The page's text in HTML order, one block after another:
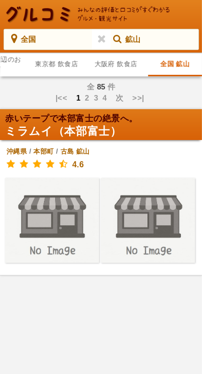
全国 鉱山
のお
東京都 飲食店 大阪府 飲食店 全国 鉱山
全 85 件
|<< 12 3 4 次 >>|
赤いテープで本部富士の絶景へ。
ミラムイ（本部富士）
沖縄県/本部町/ 古島 鉱山
4.6